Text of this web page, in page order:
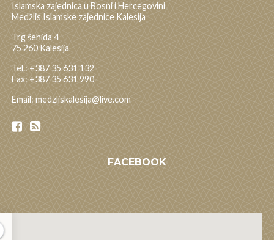
Islamska zajednica u Bosni i Hercegovini
Medžlis Islamske zajednice Kalesija
Trg šehida 4
75 260 Kalesija
Tel.: +387 35 631 132
Fax: +387 35 631 990
Email: medzliskalesija@live.com
FACEBOOK